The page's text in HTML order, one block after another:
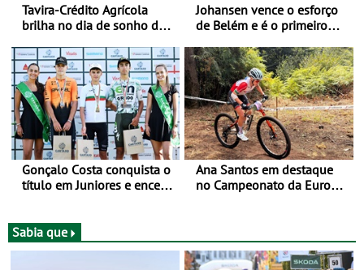
Tavira-Crédito Agrícola
brilha no dia de sonho de
Johansen vence o esforço
de Belém e é o primeiro
a Portugal - Prova decorre
entre 5 e 16 de Agosto
Gonçalo Costa conquista o
título em Juniores e encerra
Ana Santos em destaque
no Campeonato da Europa
Sabia que